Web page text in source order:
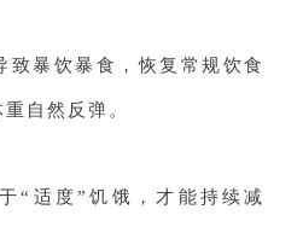
致暴饮暴食，恢复常规饮食
自然反弹。
“适度”饥饿，才能持续减